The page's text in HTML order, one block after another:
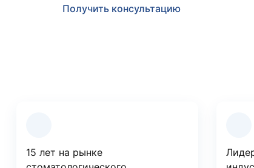
Получить консультацию
15 лет на рынке